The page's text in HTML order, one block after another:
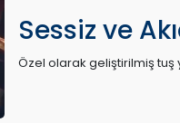
Sessiz ve
Özel olarak geliştirilmiş tuş